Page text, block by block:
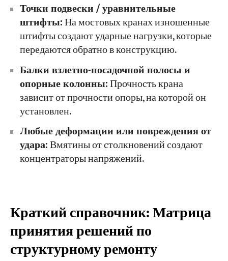
Точки подвески / уравнительные
штифты:На мостовых кранах изношенные
штифты создают ударные нагрузки, которые
передаются обратно в конструкцию.
Балки взлетно-посадочной полосы и
опорные колонны:Прочность крана
зависит от прочности опоры, на которой он
установлен.
Любые деформации или повреждения от
удара:Вмятины от столкновений создают
концентраторы напряжений.
Краткий справочник: Матрица
принятия решений по
структурному ремонту